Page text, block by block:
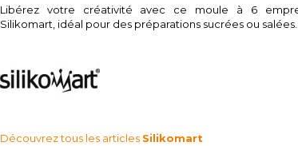
Libérez votre créativité avec ce moule à 6
Silikomart, idéal pour des préparations sucrées ou salées.
Découvrez tous les articles Silikomart